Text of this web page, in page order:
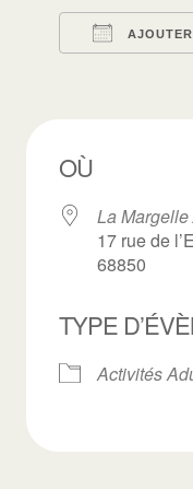
OÙ
La
17 rue de
68850
TYPE
Activités